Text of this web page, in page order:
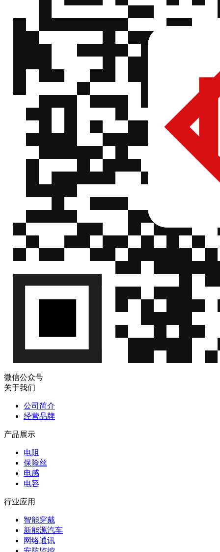
微信公众号
关于我们
公司简介
经营品牌
产品展示
电阻
保险丝
电感
电容
行业应用
智能穿戴
新能源汽车
网络通讯